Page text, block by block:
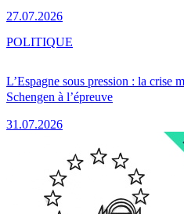
27.07.2026
L’Espagne sous pression : la crise
Schengen à l’épreuve
31.07.2026
POLITIQUE